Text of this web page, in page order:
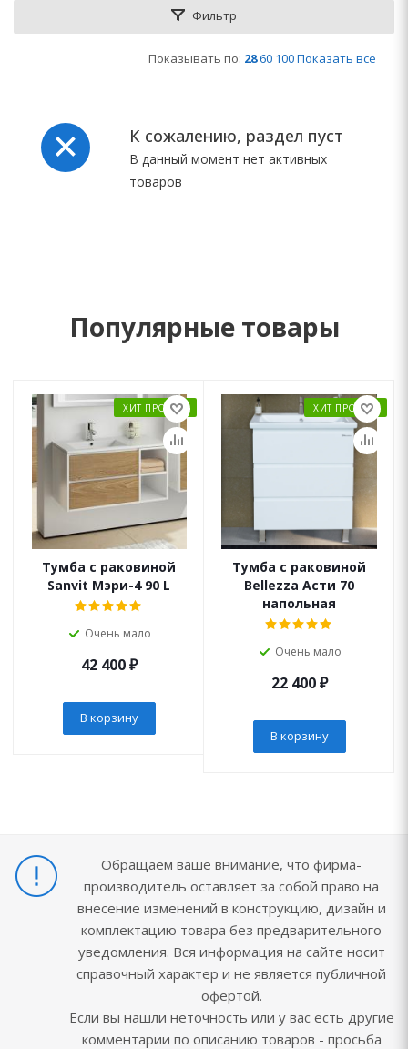
Фильтр
Показывать по: 28 60 100Показать все
К сожалению, раздел пуст
В данный момент нет активных
товаров
Популярные товары
ХИТ ПРОДАЖ
Тумба с раковиной
Sanvit Мэри-4 90 L
Очень мало
42 400₽
В корзину
ХИТ ПРОДАЖ
Тумба с раковиной
Bellezza Асти 70
напольная
Очень мало
22 400₽
В корзину
Обращаем ваше внимание, что фирма-
производитель оставляет за собой право на
внесение изменений в конструкцию, дизайн и
комплектацию товара без предварительного
уведомления. Вся информация на сайте носит
справочный характер и не является публичной
офертой.
Если вы нашли неточность или у вас есть другие
комментарии по описанию товаров - просьба